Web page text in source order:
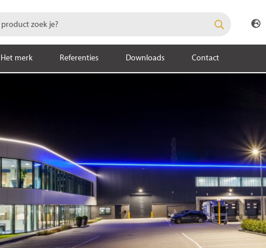
Het merk Referenties Downloads Contact